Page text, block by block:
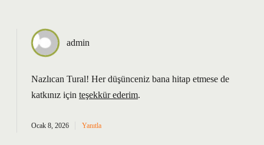
admin
Nazlıcan Tural! Her düşünceniz bana hitap etmese de
katkınız için teşekkür ederim.
Ocak 8, 2026 Yanıtla